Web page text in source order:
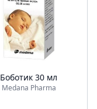
Боботик 30 мл
Medana Pharma